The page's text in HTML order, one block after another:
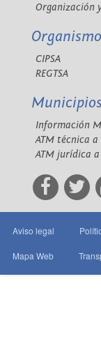
Organización
CIPSA
REGTSA
Municipios
Información
ATM técnica
ATM jurídica
Aviso legal
Mapa Web